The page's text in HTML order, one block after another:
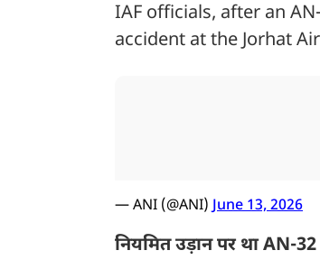
IAF officials, after an
accident at the Jorhat
— ANI (@ANI)June 13, 2026
नियमित उड़ान पर था AN-32